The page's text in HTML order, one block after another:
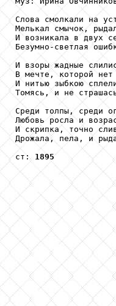
Слова смолкали на
Мелькал смычок,
И возникала в двух
Безумно-светлая
И взоры жадные
В мечте, которой нет
И нитью зыбкою
Томясь, и не
Среди толпы, среди
Любовь росла и
И скрипка, точно
Дрожала, пела, и
ст: 1895